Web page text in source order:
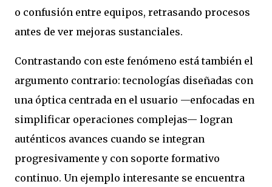
o confusión entre equipos, retrasando procesos
antes de ver mejoras sustanciales.
Contrastando con este fenómeno está también el
argumento contrario: tecnologías diseñadas con
una óptica centrada en el usuario —enfocadas en
simplificar operaciones complejas— logran
auténticos avances cuando se integran
progresivamente y con soporte formativo
continuo. Un ejemplo interesante se encuentra